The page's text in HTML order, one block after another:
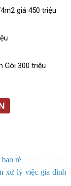
giá 450 triệu
Gòi 300 triệu
rẻ
xử lý việc gia đình